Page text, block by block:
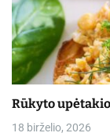
Rūkyto
18 birželio, 2026